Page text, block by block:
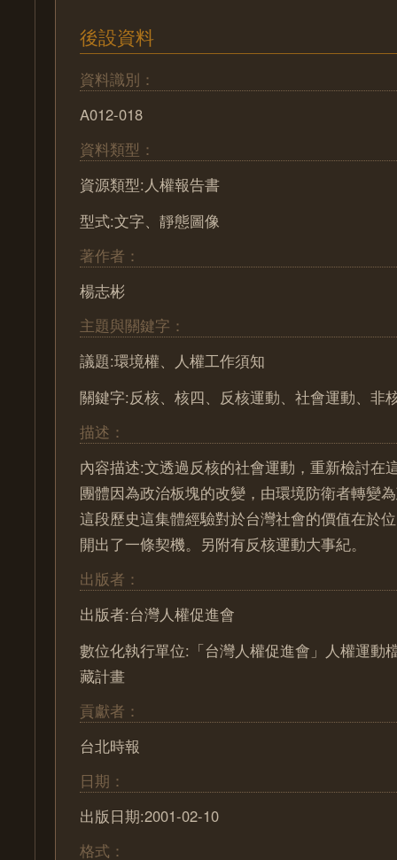
後設資料
資料識別：
A012-018
資料類型：
資源類型:人權報告書
型式:文字、靜態圖像
著作者：
楊志彬
主題與關鍵字：
議題:環境權、人權工作須知
關鍵字:反核、核四、反核運動、社會運動、非
描述：
內容描述:文透過反核的社會運動，重新檢討在
團體因為政治板塊的改變，由環境防衛者轉變
這段歷史這集體經驗對於台灣社會的價值在於
開出了一條契機。另附有反核運動大事紀。
出版者：
出版者:台灣人權促進會
數位化執行單位:「台灣人權促進會」人權運動
藏計畫
貢獻者：
台北時報
日期：
出版日期:2001-02-10
格式：